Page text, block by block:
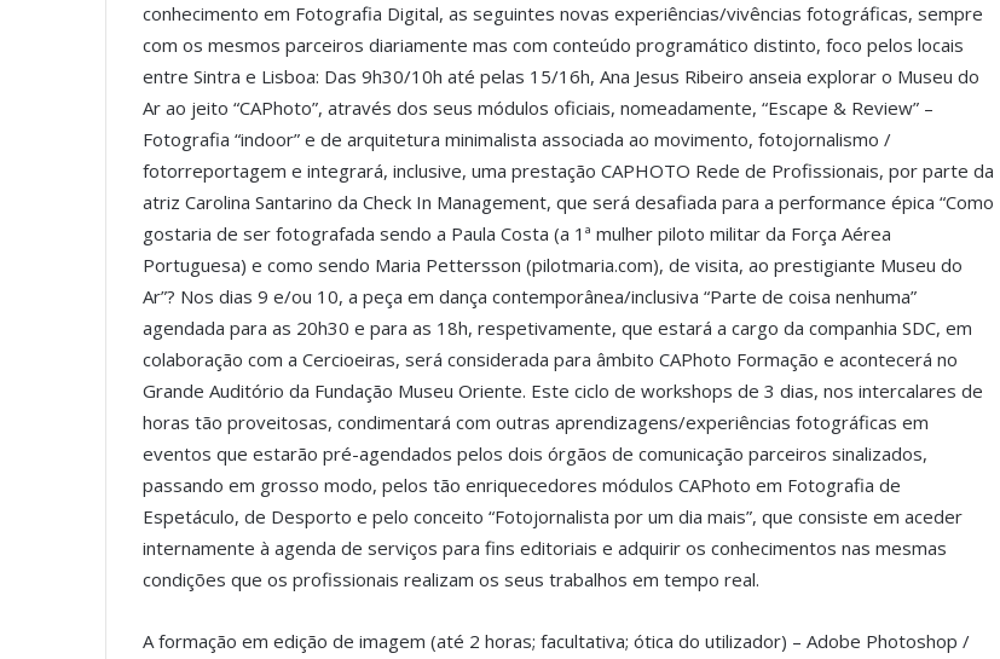
conhecimento em Fotografia Digital, as seguintes novas experiências/vivências fotográficas, sempre
com os mesmos parceiros diariamente mas com conteúdo programático distinto, foco pelos locais
entre Sintra e Lisboa: Das 9h30/10h até pelas 15/16h, Ana Jesus Ribeiro anseia explorar o Museu do
Ar ao jeito “CAPhoto”, através dos seus módulos oficiais, nomeadamente, “Escape & Review” –
Fotografia “indoor” e de arquitetura minimalista associada ao movimento, fotojornalismo /
fotorreportagem e integrará, inclusive, uma prestação CAPHOTO Rede de Profissionais, por parte da
atriz Carolina Santarino da Check In Management, que será desafiada para a performance épica “Como
gostaria de ser fotografada sendo a Paula Costa (a 1ª mulher piloto militar da Força Aérea
Portuguesa) e como sendo Maria Pettersson (pilotmaria.com), de visita, ao prestigiante Museu do
Ar”? Nos dias 9 e/ou 10, a peça em dança contemporânea/inclusiva “Parte de coisa nenhuma”
agendada para as 20h30 e para as 18h, respetivamente, que estará a cargo da companhia SDC, em
colaboração com a Cercioeiras, será considerada para âmbito CAPhoto Formação e acontecerá no
Grande Auditório da Fundação Museu Oriente. Este ciclo de workshops de 3 dias, nos intercalares de
horas tão proveitosas, condimentará com outras aprendizagens/experiências fotográficas em
eventos que estarão pré-agendados pelos dois órgãos de comunicação parceiros sinalizados,
passando em grosso modo, pelos tão enriquecedores módulos CAPhoto em Fotografia de
Espetáculo, de Desporto e pelo conceito “Fotojornalista por um dia mais”, que consiste em aceder
internamente à agenda de serviços para fins editoriais e adquirir os conhecimentos nas mesmas
condições que os profissionais realizam os seus trabalhos em tempo real.
A formação em edição de imagem (até 2 horas; facultativa; ótica do utilizador) – Adobe Photoshop /